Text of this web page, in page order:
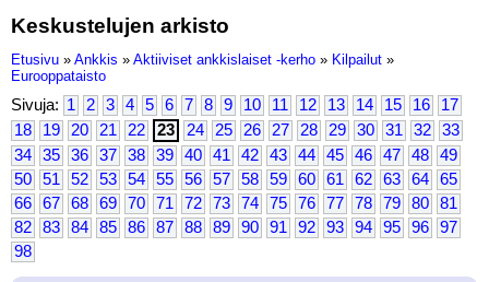
Keskustelujen arkisto
Etusivu » Ankkis » Aktiiviset ankkislaiset -kerho » Kilpailut »
Eurooppataisto
Sivuja: 1 2 3 4 5 6 7 8 9 10 11 12 13 14 15 16
17
18
19 20 21 22 23 24 25 26 27 28 29 30 31 32
33
34
35 36 37 38 39 40 41 42 43 44 45 46 47 48
49
50
51 52 53 54 55 56 57 58 59 60 61 62 63 64
65
66
67 68 69 70 71 72 73 74 75 76 77 78 79 80
81
82
83 84 85 86 87 88 89 90 91 92 93 94 95 96
97
98